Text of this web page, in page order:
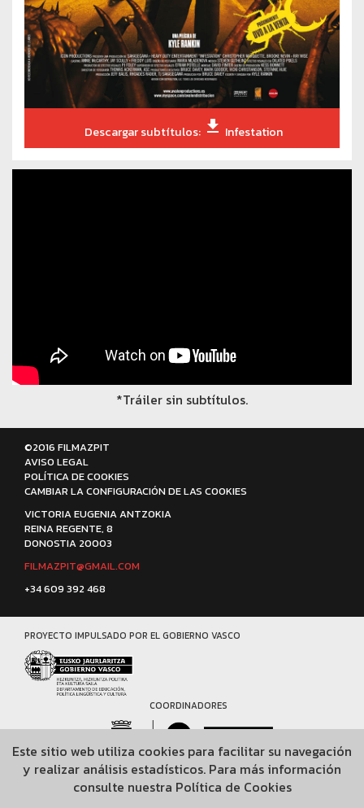
Descargar subtítulos: file_download Infestation
*Tráiler sin subtítulos.
©2016 FILMAZPIT
AVISO LEGAL
POLÍTICA DE COOKIES
CAMBIAR LA CONFIGURACIÓN DE LAS COOKIES
VICTORIA EUGENIA ANTZOKIA
REINA REGENTE, 8
DONOSTIA 20003
FILMAZPIT@GMAIL.COM
+34 609 392 468
PROYECTO IMPULSADO POR EL GOBIERNO VASCO
COORDINADORES
COLABORADORES
Este sitio web utiliza cookies para facilitar su navegación
y realizar análisis estadísticos. Para más información
consulte nuestra Política de Cookies